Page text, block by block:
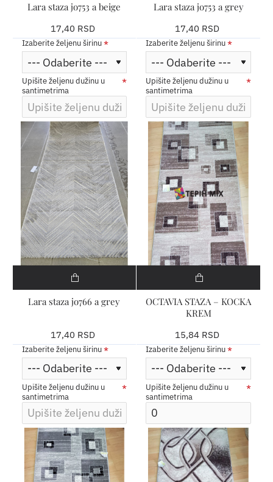
Lara staza jo753 a beige
17,40 RSD
Izaberite željenu širinu
Upišite željenu dužinu u
santimetrima
Lara staza jo753 a grey
17,40 RSD
Izaberite željenu širinu
Upišite željenu dužinu u
santimetrima
Lara staza jo766 a grey
17,40 RSD
Izaberite željenu širinu
Upišite željenu dužinu u
santimetrima
OCTAVIA STAZA – KOCKA
KREM
15,84 RSD
Izaberite željenu širinu
Upišite željenu dužinu u
santimetrima